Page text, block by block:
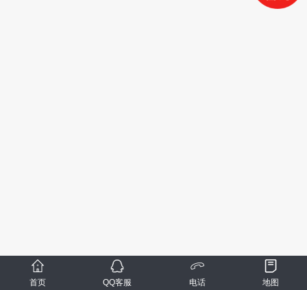
首页 QQ客服 电话 地图